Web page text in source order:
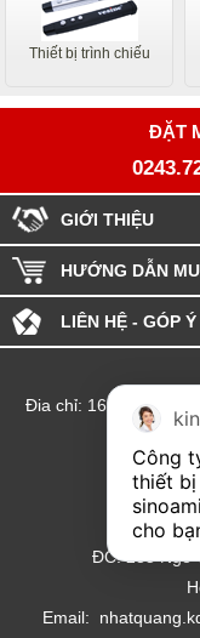
Thiết bị trình chiếu
ĐẶT
GIỚI THIỆU
HƯỚNG DẪN
LIÊN HỆ - GÓP Ý
Đia chỉ: 164 Phố
Email:
ĐC: 235 Ngô
Email:
Công
thiết bị
cho